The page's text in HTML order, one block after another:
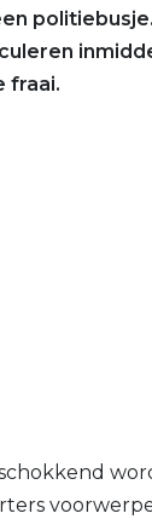
fraai.